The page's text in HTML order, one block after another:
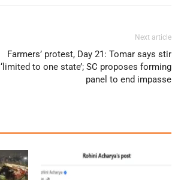
Next article
Farmers’ protest, Day 21: Tomar says stir
‘limited to one state’; SC proposes forming
panel to end impasse